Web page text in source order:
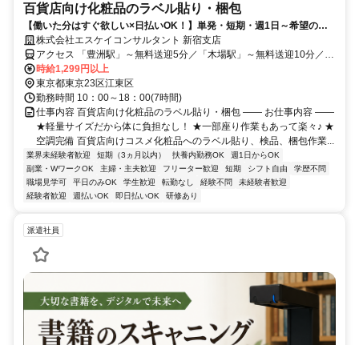
百貨店向け化粧品のラベル貼り・梱包
【働いた分はすぐ欲しい×日払いOK！】単発・短期・週1日～希望の働
き方あり♪未経験大歓迎！土日祝日休
株式会社エスケイコンサルタント 新宿支店
アクセス 「豊洲駅」～無料送迎5分／「木場駅」～無料送迎10分／
「国際展示場駅」～徒歩12分＜WEB登録OK＞
時給1,299円以上
東京都東京23区江東区
勤務時間 10：00～18：00(7時間)
仕事内容 百貨店向け化粧品のラベル貼り・梱包 ―― お仕事内容 ――
★軽量サイズだから体に負担なし！ ★一部座り作業もあって楽々♪ ★
空調完備 百貨店向けコスメ化粧品へのラベル貼り、検品、梱包作業...
業界未経験者歓迎 短期（3ヵ月以内） 扶養内勤務OK
週1日からOK
副業・WワークOK
主婦・主夫歓迎 フリーター歓迎 短期 シフト自由
学歴不問
職場見学可
平日のみOK 学生歓迎 転勤なし 経験不問
未経験者歓迎
経験者歓迎
週払いOK 即日払いOK 研修あり
派遣社員